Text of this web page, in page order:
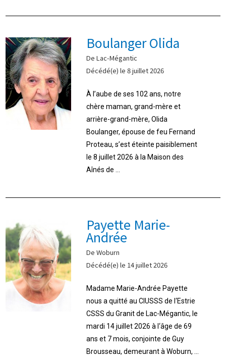
Boulanger Olida
De Lac-Mégantic
Décédé(e) le 8 juillet 2026
À l’aube de ses 102 ans, notre
chère maman, grand-mère et
arrière-grand-mère, Olida
Boulanger, épouse de feu Fernand
Proteau, s’est éteinte paisiblement
le 8 juillet 2026 à la Maison des
Aînés de ...
Payette Marie-
Andrée
De Woburn
Décédé(e) le 14 juillet 2026
Madame Marie-Andrée Payette
nous a quitté au CIUSSS de l‘Estrie
CSSS du Granit de Lac-Mégantic, le
mardi 14 juillet 2026 à l‘âge de 69
ans et 7 mois, conjointe de Guy
Brousseau, demeurant à Woburn, ...